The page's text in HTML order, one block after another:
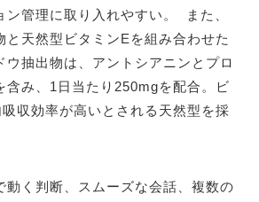
ン管理に取り入れやすい。 また、
と天然型ビタミンEを組み合わせた
ウ抽出物は、アントシアニンとプロ
含み、1日当たり250mgを配合。ビ
収効率が高いとされる天然型を採
動く判断、スムーズな会話、複数の